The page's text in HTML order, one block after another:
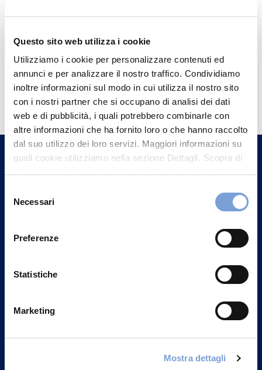
Questo sito web utilizza i cookie
Utilizziamo i cookie per personalizzare contenuti ed
annunci e per analizzare il nostro traffico. Condividiamo
inoltre informazioni sul modo in cui utilizza il nostro sito
con i nostri partner che si occupano di analisi dei dati
web e di pubblicità, i quali potrebbero combinarle con
altre informazioni che ha fornito loro o che hanno raccolto
dal suo utilizzo dei loro servizi. Maggiori informazioni su
quali cookie utilizziamo nella sezione Dettagli. Scopra di
può trovare nel footer del sito nella sezione "Informativa
delNecessari
Preferenze
Statistiche
Marketing
Mostra dettagli
Hai bisogno di
informazioni?
Trova l'Agenzia più vicina a te e parla con
un nostro Agente.
Contattaci